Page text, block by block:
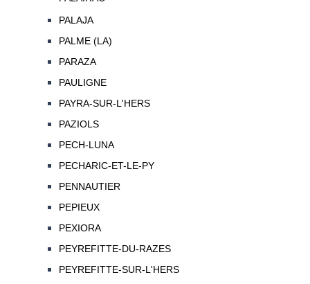
PALAJA
PALME (LA)
PARAZA
PAULIGNE
PAYRA-SUR-L'HERS
PAZIOLS
PECH-LUNA
PECHARIC-ET-LE-PY
PENNAUTIER
PEPIEUX
PEXIORA
PEYREFITTE-DU-RAZES
PEYREFITTE-SUR-L'HERS